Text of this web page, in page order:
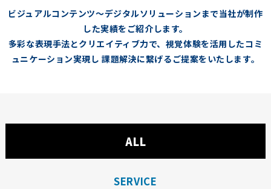
ビジュアルコンテンツ～デジタルソリューションまで当社が制作
した実績をご紹介します。
多彩な表現手法とクリエイティブ力で、視覚体験を活用したコミ
ュニケーション実現し 課題解決に繋げるご提案をいたします。
ALL
SERVICE